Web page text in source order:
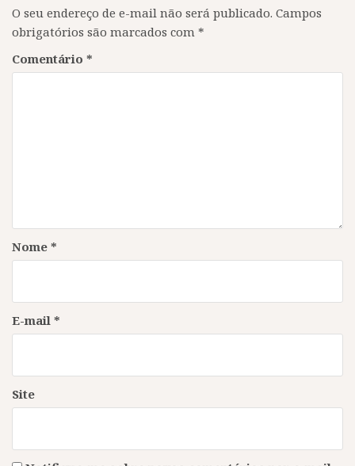
O seu endereço de e-mail não será publicado. Campos
obrigatórios são marcados com *
Comentário *
Nome *
E-mail *
Site